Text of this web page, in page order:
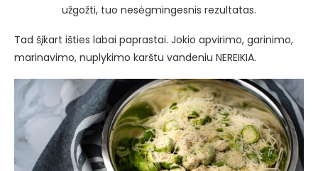
užgožti, tuo nesėgmingesnis rezultatas.
Tad šįkart išties labai paprastai. Jokio apvirimo, garinimo,
marinavimo, nuplykimo karštu vandeniu NEREIKIA.